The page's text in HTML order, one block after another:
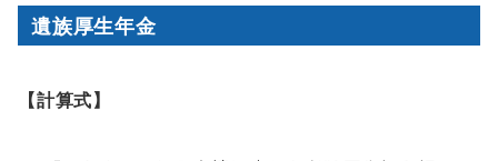
遺族厚生年金
【計算式】